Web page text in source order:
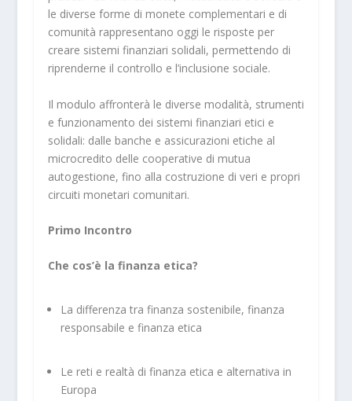
le diverse forme di monete complementari e di
comunità rappresentano oggi le risposte per
creare sistemi finanziari solidali, permettendo di
riprenderne il controllo e l’inclusione sociale.
Il modulo affronterà le diverse modalità, strumenti
e funzionamento dei sistemi finanziari etici e
solidali: dalle banche e assicurazioni etiche al
microcredito delle cooperative di mutua
autogestione, fino alla costruzione di veri e propri
circuiti monetari comunitari.
Primo Incontro
Che cos’è la finanza etica?
La differenza tra finanza sostenibile, finanza
responsabile e finanza etica
Le reti e realtà di finanza etica e alternativa in
Europa